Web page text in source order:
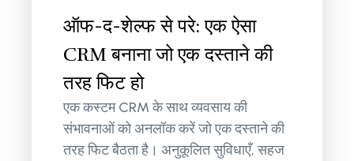
ऑफ-द-शेल्फ से परे: एक ऐसा
CRM बनाना जो एक दस्ताने की
तरह फिट हो
एक कस्टम CRM के साथ व्यवसाय की
संभावनाओं को अनलॉक करें जो एक दस्ताने की
तरह फिट बैठता है। अनुकूलित सुविधाएँ, सहज